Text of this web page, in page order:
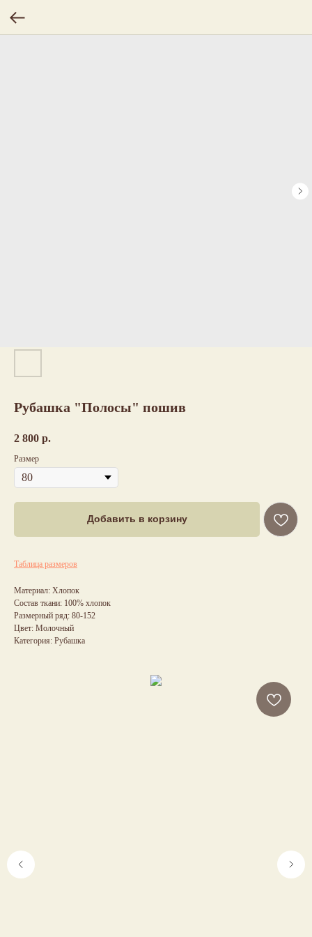
Рубашка "Полосы" пошив
2 800 р.
Размер
Добавить в корзину
Таблица размеров
Материал: Хлопок
Состав ткани: 100% хлопок
Размерный ряд: 80-152
Цвет: Молочный
Категория: Рубашка